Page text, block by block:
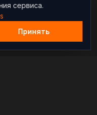
сервиса.
Принять